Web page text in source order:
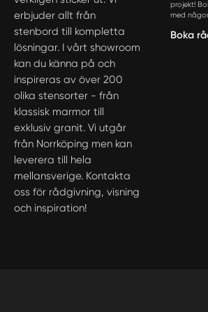
erbjuder allt från
stenbord till kompletta
lösningar. I vårt showroom
kan du känna på och
inspireras av över 200
olika stensorter - från
klassisk marmor till
exklusiv granit. Vi utgår
från Norrköping men kan
leverera till hela
mellansverige. Kontakta
oss för rådgivning, visning
och inspiration!
projekt!
med
Boka